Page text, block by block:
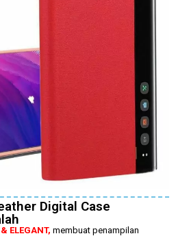
Digital Case
ELEGANT, membuat penampilan